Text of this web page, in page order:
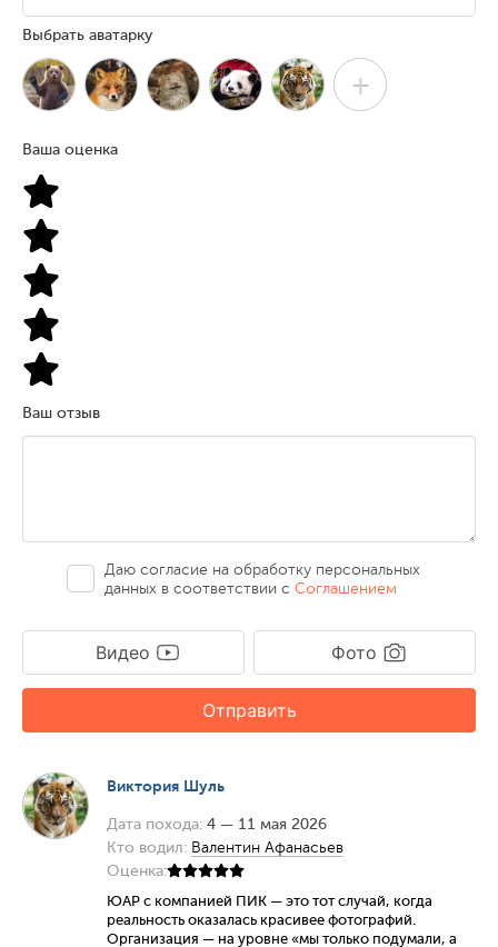
Выбрать аватарку
+
Ваша оценка
Ваш отзыв
Даю согласие на обработку персональных
данных в соответствии сСоглашением
Видео Фото
Отправить
Виктория Шуль
Дата похода: 4 — 11 мая 2026
Кто водил: Валентин Афанасьев
Оценка:
ЮАР с компанией ПИК — это тот случай, когда
реальность оказалась красивее фотографий.
Организация — на уровне «мы только подумали, а